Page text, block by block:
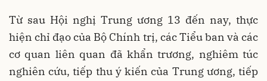
Từ sau Hội nghị Trung ương 13 đến nay, thực
hiện chỉ đạo của Bộ Chính trị, các Tiểu ban và các
cơ quan liên quan đã khẩn trương, nghiêm túc
nghiên cứu, tiếp thu ý kiến của Trung ương, tiếp